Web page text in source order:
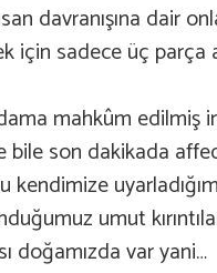
davranışına dair
için sadece üç parça
mahkûm edilmiş
bile son dakikada
kendimize
umut
doğamızda var yani…